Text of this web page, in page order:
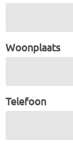
Woonplaats
Telefoon